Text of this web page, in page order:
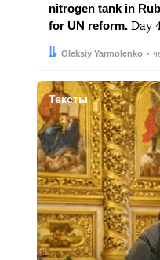
nitrogen tank in
for UN reform. Day
Автор:
Oleksiy Yarmolenko
Дата:
Тексты